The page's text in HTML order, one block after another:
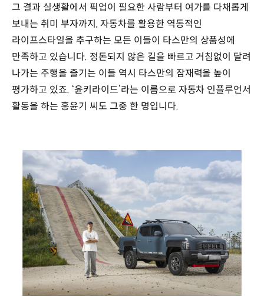
그 결과 실생활에서 픽업이 필요한 사람부터 여가를 다채롭게
보내는 취미 부자까지, 자동차를 활용한 역동적인
라이프스타일을 추구하는 모든 이들이 타스만의 상품성에
만족하고 있습니다. 정돈되지 않은 길을 빠르고 거침없이 달려
나가는 주행을 즐기는 이들 역시 타스만의 잠재력을 높이
평가하고 있죠. ‘윤키라이드’라는 이름으로 자동차 인플루언서
활동을 하는 홍윤기 씨도 그중 한 명입니다.